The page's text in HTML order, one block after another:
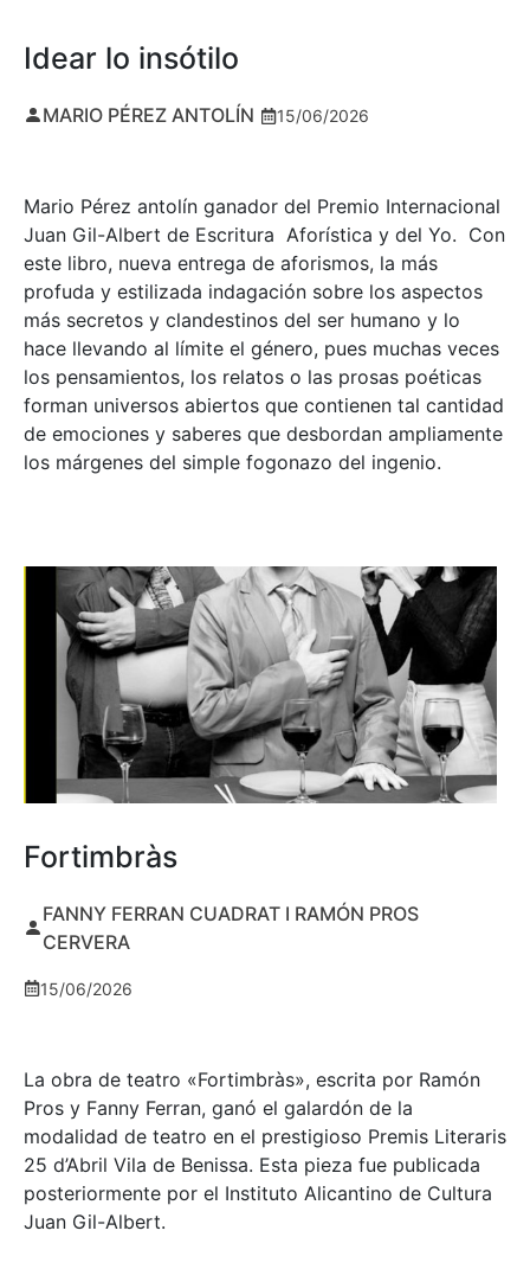
Idear lo insótilo
MARIO PÉREZ ANTOLÍN 15/06/2026
Mario Pérez antolín ganador del Premio Internacional
Juan Gil-Albert de Escritura Aforística y del Yo. Con
este libro, nueva entrega de aforismos, la más
profuda y estilizada indagación sobre los aspectos
más secretos y clandestinos del ser humano y lo
hace llevando al límite el género, pues muchas veces
los pensamientos, los relatos o las prosas poéticas
forman universos abiertos que contienen tal cantidad
de emociones y saberes que desbordan ampliamente
los márgenes del simple fogonazo del ingenio.
Fortimbràs
FANNY FERRAN CUADRAT I RAMÓN PROS
CERVERA
15/06/2026
La obra de teatro «Fortimbràs», escrita por Ramón
Pros y Fanny Ferran, ganó el galardón de la
modalidad de teatro en el prestigioso Premis Literaris
25 d’Abril Vila de Benissa. Esta pieza fue publicada
posteriormente por el Instituto Alicantino de Cultura
Juan Gil-Albert.